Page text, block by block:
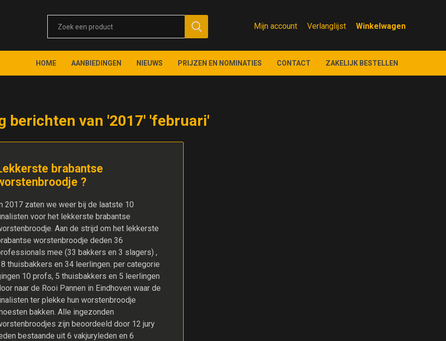
Mijn account Verlanglijst
HOME AANBIEDINGEN NIEUWS PRIJZEN EN NOMINATIES CONTACT ZAKELIJK BESTELLEN
berichten van '2017' 'februari'
brabantse
?
2017 zaten we weer bij de laatste 10
voor het lekkerste brabantse
Aan de strijd om het lekkerste
worstenbroodje deden 36
mee (33 bakkers en 3 slagers) ,
thuisbakkers en 34 leerlingen. per categorie
10 profs, 5 thuisbakkers en 5 leerlingen
naar de Rooi Pannen in Eindhoven waar de
ter plekke hun worstenbroodje
bakken. Alle ingezonden
zijn beoordeeld door 12 jury
bestaande uit 6 vakjuryleden en 6